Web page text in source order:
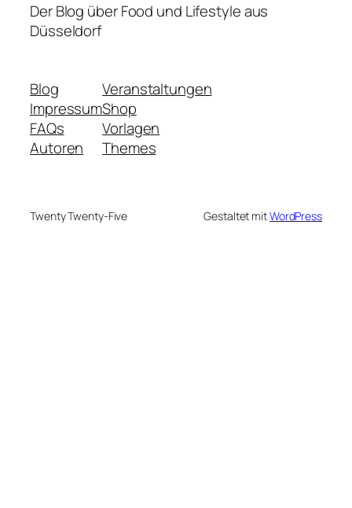
Der Blog über Food und Lifestyle aus
Düsseldorf
Blog
Impressum
FAQs
Autoren
Veranstaltungen
Shop
Vorlagen
Themes
Twenty Twenty-Five Gestaltet mitWordPress